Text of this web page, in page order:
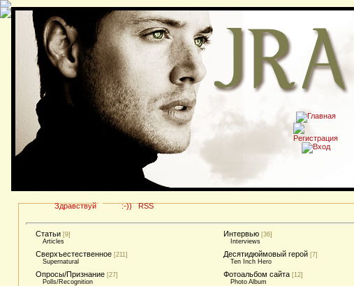
Здравствуй Гость :-))|RSS
Статьи [9]
Articles
Интервью [36]
Interviews
Сверхъестественное [211]
Supernatural
Десятидюймовый герой [7]
Ten Inch Hero
Опросы/Признание [27]
Polls/Recognition
Фотоальбом сайта [12]
Photo Album